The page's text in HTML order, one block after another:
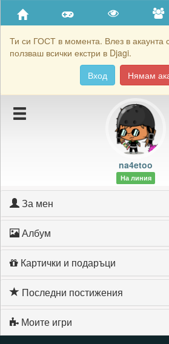
Ти си ГОСТ в момента. Влез в акаунта
ползваш всички екстри в Djagi.
Вход
Нямам
Приятели
Хронология на игри
Подаръците на na4etoo
Картичките на na4etoo
na4etoo
На линия
За мен
Албум
Картички и подаръци
Последни постижения
Моите игри